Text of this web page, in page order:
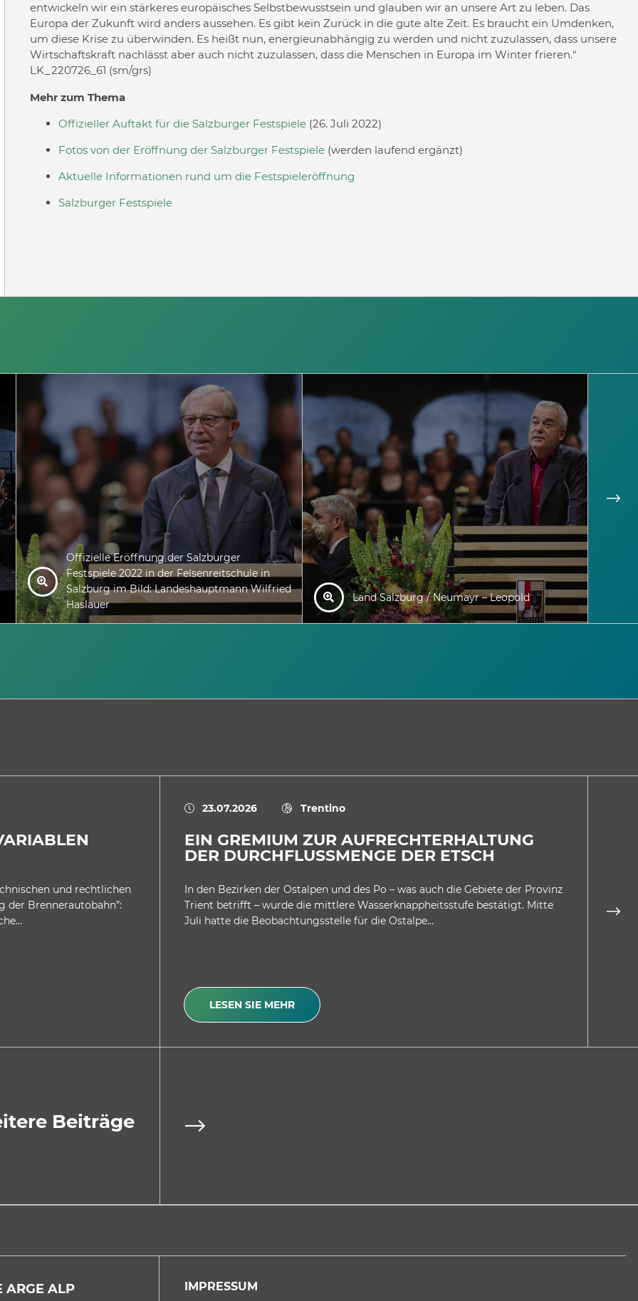
entwickeln wir ein stärkeres europäisches Selbstbewusstsein und glauben wir an unsere Art zu leben. Das
Europa der Zukunft wird anders aussehen. Es gibt kein Zurück in die gute alte Zeit. Es braucht ein Umdenken,
um diese Krise zu überwinden. Es heißt nun, energieunabhängig zu werden und nicht zuzulassen, dass unsere
Wirtschaftskraft nachlässt aber auch nicht zuzulassen, dass die Menschen in Europa im Winter frieren.“
LK_220726_61 (sm/grs)
Mehr zum Thema
Offizieller Auftakt für die Salzburger Festspiele(26. Juli 2022)
Fotos von der Eröffnung der Salzburger Festspiele(werden laufend ergänzt)
Aktuelle Informationen rund um die Festspieleröffnung
Salzburger Festspiele
Offizielle Eröffnung der Salzburger
Festspiele 2022 in der Felsenreitschule in
Salzburg im Bild: Landeshauptmann Wilfried
Haslauer
Land Salzburg / Neumayr – Leopold
und rechtlichen
der Brennerautobahn”:
23.07.2026 Trentino
EIN GREMIUM ZUR AUFRECHTERHALTUNG
DER DURCHFLUSSMENGE DER ETSCH
In den Bezirken der Ostalpen und des Po – was auch die Gebiete der Provinz
Trient betrifft – wurde die mittlere Wasserknappheitsstufe bestätigt. Mitte
Juli hatte die Beobachtungsstelle für die Ostalpe…
LESEN SIE MEHR
Beiträge
ARGE ALP IMPRESSUM